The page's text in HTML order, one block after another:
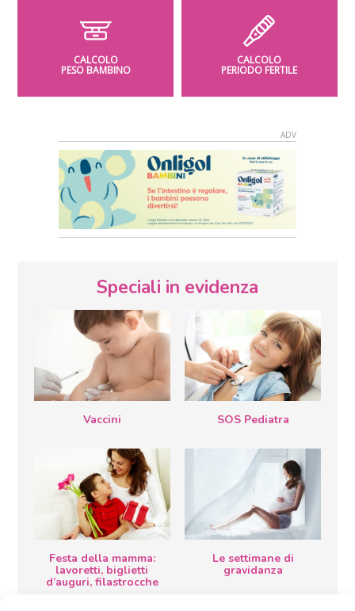
CALCOLO
PESO BAMBINO
CALCOLO
PERIODO FERTILE
Speciali in evidenza
Vaccini SOS Pediatra
Festa della mamma:
lavoretti, biglietti
d’auguri, filastrocche
Le settimane di
gravidanza